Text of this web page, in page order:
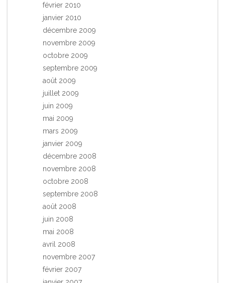
février 2010
janvier 2010
décembre 2009
novembre 2009
octobre 2009
septembre 2009
août 2009
juillet 2009
juin 2009
mai 2009
mars 2009
janvier 2009
décembre 2008
novembre 2008
octobre 2008
septembre 2008
août 2008
juin 2008
mai 2008
avril 2008
novembre 2007
février 2007